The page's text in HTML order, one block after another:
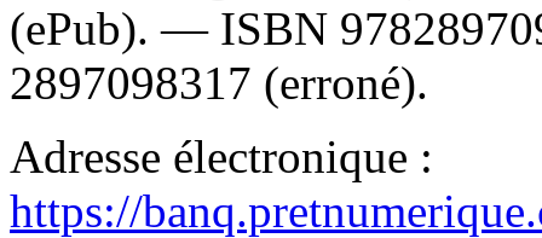
(ePub). — ISBN
2897098317 (erroné).
Adresse électronique :
https://